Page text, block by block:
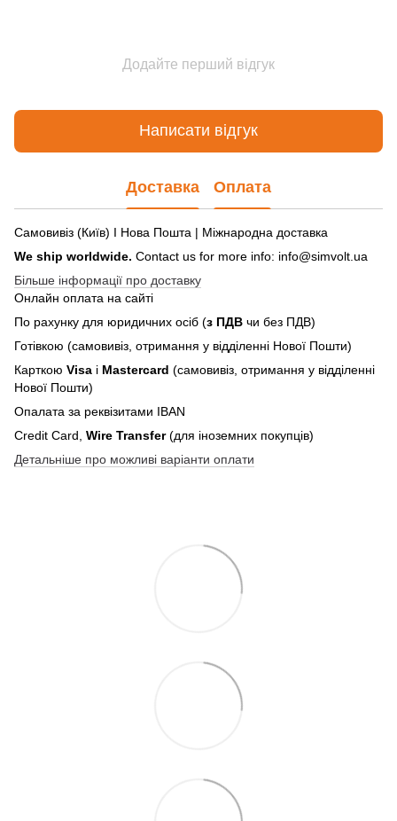
Додайте перший відгук
Написати відгук
Доставка Оплата
Самовивіз (Київ) І Нова Пошта | Міжнародна доставка
We ship worldwide. Contact us for more info: info@simvolt.ua
Більше інформації про доставку
Онлайн оплата на сайті
По рахунку для юридичних осіб (з ПДВ чи без ПДВ)
Готівкою (самовивіз, отримання у відділенні Нової Пошти)
Карткою Visa і Mastercard (самовивіз, отримання у відділенні
Нової Пошти)
Опалата за реквізитами IBAN
Credit Card, Wire Transfer(для іноземних покупців)
Детальніше про можливі варіанти оплати